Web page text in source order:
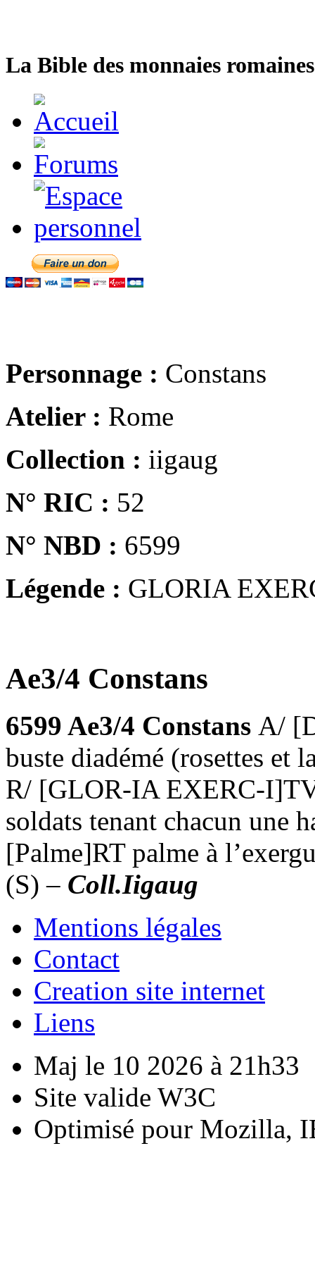
La Bible des monnaies
Personnage : Constans
Atelier : Rome
Collection : iigaug
N° RIC : 52
N° NBD : 6599
Légende : GLORIA
Ae3/4 Constans
6599 Ae3/4 Constans A/
buste diadémé (rosettes et
R/ [GLOR-IA EXERC-
soldats tenant chacun une
[Palme]RT palme à
(S) – Coll.Iigaug
Mentions légales
Contact
Creation site internet
Liens
Maj le 10 2026 à 21h33
Site valide W3C
Optimisé pour Mozilla,